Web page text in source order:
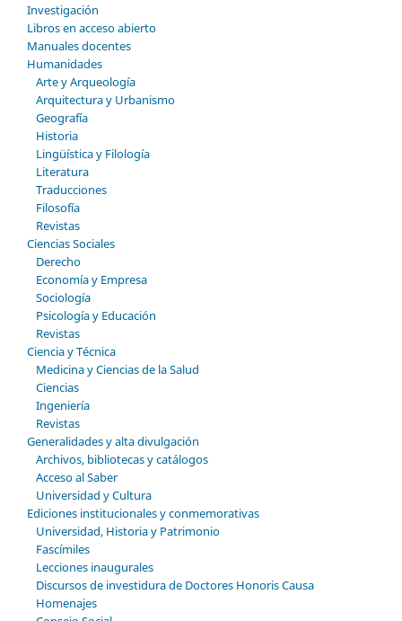
Investigación
Libros en acceso abierto
Manuales docentes
Humanidades
Arte y Arqueología
Arquitectura y Urbanismo
Geografía
Historia
Lingüística y Filología
Literatura
Traducciones
Filosofía
Revistas
Ciencias Sociales
Derecho
Economía y Empresa
Sociología
Psicología y Educación
Revistas
Ciencia y Técnica
Medicina y Ciencias de la Salud
Ciencias
Ingeniería
Revistas
Generalidades y alta divulgación
Archivos, bibliotecas y catálogos
Acceso al Saber
Universidad y Cultura
Ediciones institucionales y conmemorativas
Universidad, Historia y Patrimonio
Fascímiles
Lecciones inaugurales
Discursos de investidura de Doctores Honoris Causa
Homenajes